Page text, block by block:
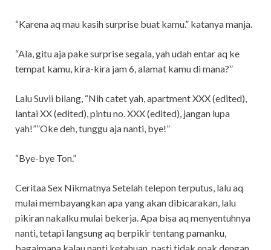
“Karena aq mau kasih surprise buat kamu.” katanya manja.
“Ala, gitu aja pake surprise segala, yah udah entar aq ke
tempat kamu, kira-kira jam 6, alamat kamu di mana?”
Lalu Suvii bilang, “Nih catet yah, apartment XXX (edited),
lantai XX (edited), pintu no. XXX (edited), jangan lupa
yah!””Oke deh, tunggu aja nanti, bye!”
“Bye-bye Ton.”
Ceritaa Sex Nikmatnya Setelah telepon terputus, lalu aq
mulai membayangkan apa yang akan dibicarakan, lalu
pikiran nakalku mulai bekerja. Apa bisa aq menyentuhnya
nanti, tetapi langsung aq berpikir tentang pamanku,